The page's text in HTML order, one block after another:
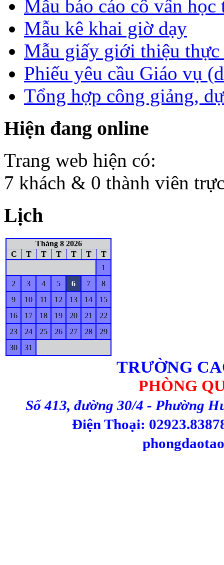
Mẫu báo cáo cố vấn học
Mẫu kê khai giờ dạy
Mẫu giấy giới thiệu thực
Phiếu yêu cầu Giáo vụ
Tổng hợp công giảng,
Hiện đang online
Trang web hiện có:
7 khách & 0 thành viên
Lịch
Tháng 8 2026
C
T T T T T
T
1
2
3 4 5 6 7
8
9
10 11 12 13 14
15
16
17 18 19 20 21
22
23
24 25 26 27 28
29
30
31
TRƯỜNG
PHÒNG
Số 413, đường 30/4 - Phường
Điện Thoại: